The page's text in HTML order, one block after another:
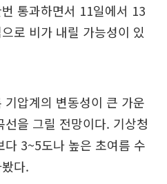
통과하면서 11일에서 13
로 비가 내릴 가능성이 있
압계의 변동성이 큰 가운
을 그릴 전망이다. 기상청
3~5도나 높은 초여름 수
다.